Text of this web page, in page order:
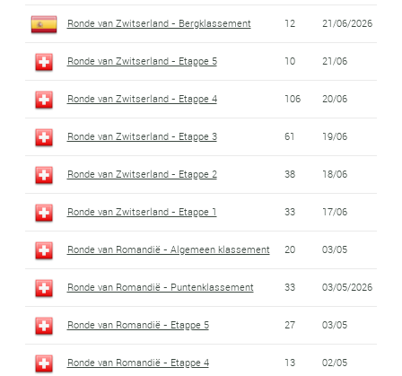
Ronde van Zwitserland - Bergklassement 12 21/06/2026
Ronde van Zwitserland - Etappe 5 10 21/06
Ronde van Zwitserland - Etappe 4 106 20/06
Ronde van Zwitserland - Etappe 3 61 19/06
Ronde van Zwitserland - Etappe 2 38 18/06
Ronde van Zwitserland - Etappe 1 33 17/06
Ronde van Romandië - Algemeen klassement 20 03/05
Ronde van Romandië - Puntenklassement 33 03/05/2026
Ronde van Romandië - Etappe 5 27 03/05
Ronde van Romandië - Etappe 4 13 02/05